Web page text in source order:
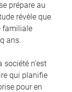
prépare au
révèle que
familiale
ans.
n’est
qui planifie
pour en